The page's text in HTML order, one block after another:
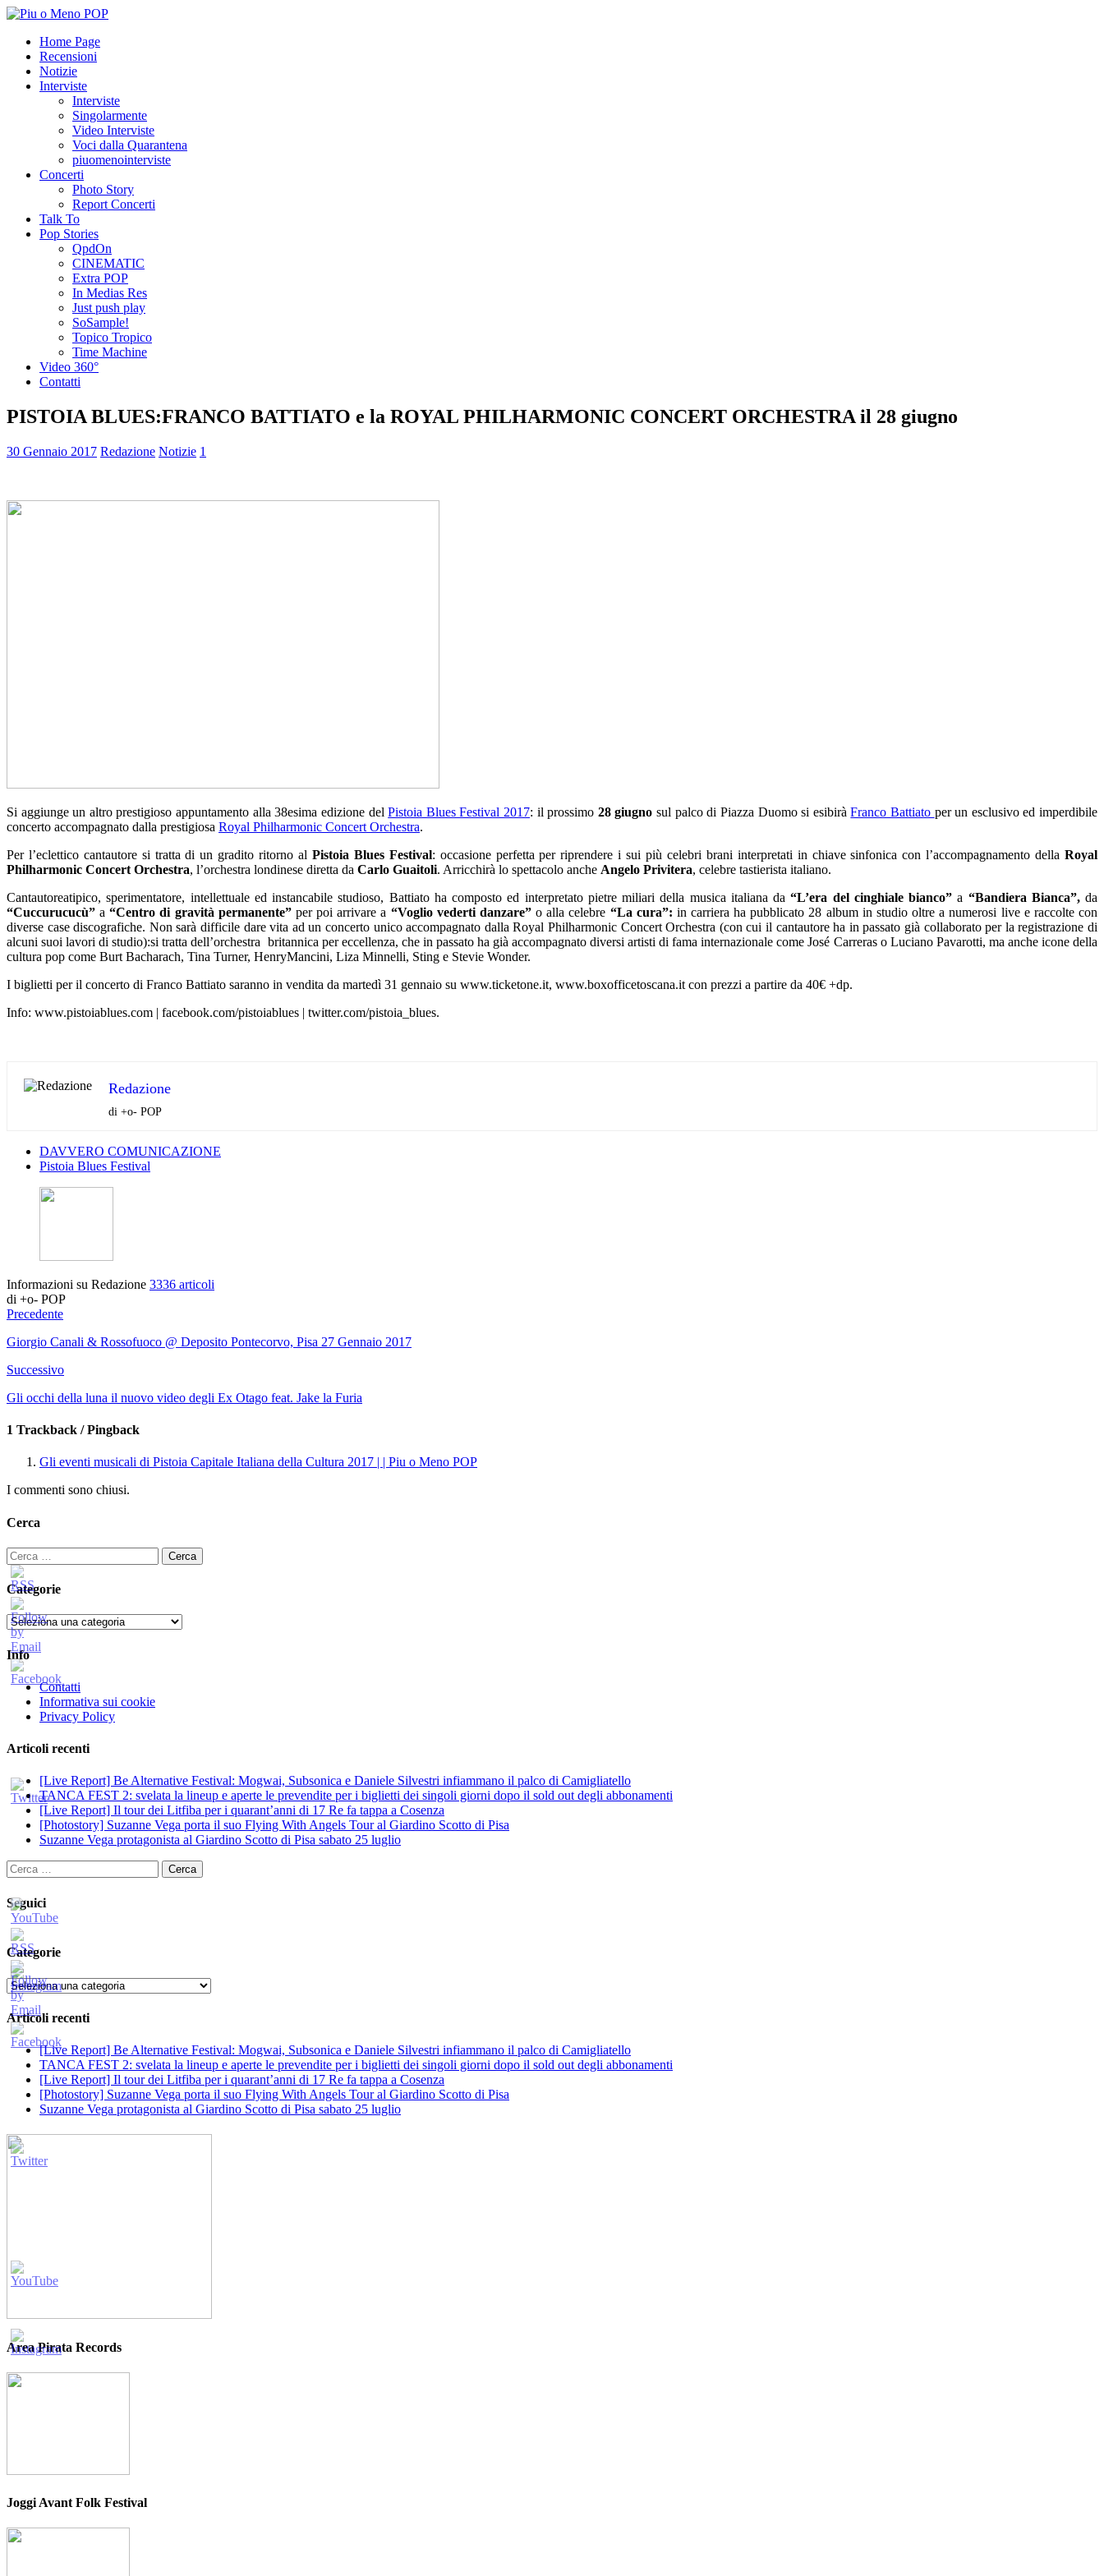
Home Page
Recensioni
Notizie
Interviste
Interviste
Singolarmente
Video Interviste
Voci dalla Quarantena
piuomenointerviste
Concerti
Photo Story
Report Concerti
Talk To
Pop Stories
QpdOn
CINEMATIC
Extra POP
In Medias Res
Just push play
SoSample!
Topico Tropico
Time Machine
Video 360°
Contatti
PISTOIA BLUES:FRANCO BATTIATO e la ROYAL PHILHARMONIC CONCERT ORCHESTRA il 28 giugno
30 Gennaio 2017 Redazione Notizie 1
Si aggiunge un altro prestigioso appuntamento alla 38esima edizione delPistoia Blues Festival 2017: il prossimo 28 giugno sul palco di Piazza Duomo si esibiràFranco Battiato per un esclusivo ed imperdibile
concerto accompagnato dalla prestigiosa Royal Philharmonic Concert Orchestra.
Per l’eclettico cantautore si tratta di un gradito ritorno al Pistoia Blues Festival: occasione perfetta per riprendere i sui più celebri brani interpretati in chiave sinfonica con l’accompagnamento della Royal
Philharmonic Concert Orchestra, l’orchestra londinese diretta da Carlo Guaitoli. Arricchirà lo spettacolo anche Angelo Privitera, celebre tastierista italiano.
Cantautoreatipico, sperimentatore, intellettuale ed instancabile studioso, Battiato ha composto ed interpretato pietre miliari della musica italiana da “L’era del cinghiale bianco” a “Bandiera Bianca”,da
“Cuccurucucù” a“Centro di gravità permanente”per poi arrivare a “Voglio vederti danzare”o alla celebre “La cura”: in carriera ha pubblicato 28 album in studio oltre a numerosi live e raccolte con
diverse case discografiche. Non sarà difficile dare vita ad un concerto unico accompagnato dalla Royal Philharmonic Concert Orchestra (con cui il cantautore ha in passato già collaborato per la registrazione di
alcuni suoi lavori di studio):si tratta dell’orchestra britannica per eccellenza, che in passato ha già accompagnato diversi artisti di fama internazionale come José Carreras o Luciano Pavarotti, ma anche icone della
cultura pop come Burt Bacharach, Tina Turner, HenryMancini, Liza Minnelli, Sting e Stevie Wonder.
I biglietti per il concerto di Franco Battiato saranno in vendita da martedì 31 gennaio su www.ticketone.it, www.boxofficetoscana.it con prezzi a partire da 40€ +dp.
Info: www.pistoiablues.com | facebook.com/pistoiablues | twitter.com/pistoia_blues.
Redazione
di +o- POP
DAVVERO COMUNICAZIONE
Pistoia Blues Festival
Informazioni su Redazione 3336 articoli
di +o- POP
Precedente
Giorgio Canali & Rossofuoco @ Deposito Pontecorvo, Pisa 27 Gennaio 2017
Successivo
Gli occhi della luna il nuovo video degli Ex Otago feat. Jake la Furia
1 Trackback / Pingback
Gli eventi musicali di Pistoia Capitale Italiana della Cultura 2017 | | Piu o Meno POP
I commenti sono chiusi.
Cerca
Ricerca
per:
Categorie
Categorie
Info
Contatti
Informativa sui cookie
Privacy Policy
Articoli recenti
[Live Report] Be Alternative Festival: Mogwai, Subsonica e Daniele Silvestri infiammano il palco di Camigliatello
TANCA FEST 2: svelata la lineup e aperte le prevendite per i biglietti dei singoli giorni dopo il sold out degli abbonamenti
[Live Report] Il tour dei Litfiba per i quarant’anni di 17 Re fa tappa a Cosenza
[Photostory] Suzanne Vega porta il suo Flying With Angels Tour al Giardino Scotto di Pisa
Suzanne Vega protagonista al Giardino Scotto di Pisa sabato 25 luglio
Ricerca
per:
Seguici
Categorie
Categorie
Articoli recenti
[Live Report] Be Alternative Festival: Mogwai, Subsonica e Daniele Silvestri infiammano il palco di Camigliatello
TANCA FEST 2: svelata la lineup e aperte le prevendite per i biglietti dei singoli giorni dopo il sold out degli abbonamenti
[Live Report] Il tour dei Litfiba per i quarant’anni di 17 Re fa tappa a Cosenza
[Photostory] Suzanne Vega porta il suo Flying With Angels Tour al Giardino Scotto di Pisa
Suzanne Vega protagonista al Giardino Scotto di Pisa sabato 25 luglio
Area Pirata Records
Joggi Avant Folk Festival